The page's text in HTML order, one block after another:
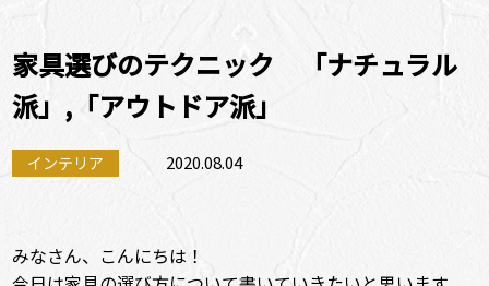
家具選びのテクニック 「ナチュラル
派」,「アウトドア派」
インテリア 2020.08.04
みなさん、こんにちは！